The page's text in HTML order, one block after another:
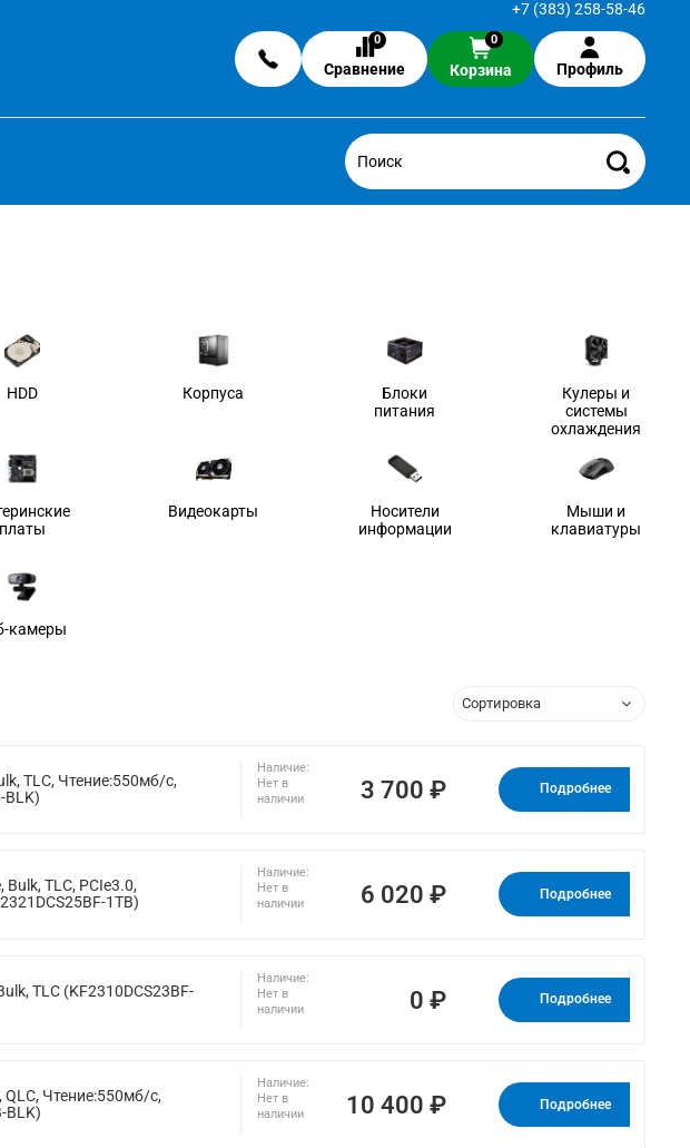
+7 (383) 258-58-46
0
Сравнение
0
Корзина Профиль
HDD Корпуса
Блоки
питания
Кулеры и
системы
охлаждения
платы
Видеокарты
Носители
информации
Мыши и
клавиатуры
камеры
TLC, Чтение:550мб/с,
BLK)
Наличие:
Нет в
наличии
3 700 ₽ Подробнее
TLC, PCIe3.0,
1TB)
Наличие:
Нет в
наличии
6 020 ₽ Подробнее
TLC (KF2310DCS23BF-
Наличие:
Нет в
наличии
0 ₽ Подробнее
QLC, Чтение:550мб/с,
BLK)
Наличие:
Нет в
наличии
10 400 ₽ Подробнее